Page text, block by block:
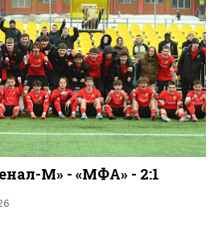
М» - «МФА» - 2:1